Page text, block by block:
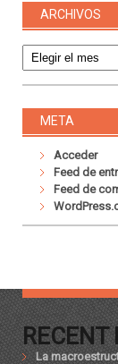
ARCHIVOS
META
Acceder
Feed de
Feed de
RECENT
La